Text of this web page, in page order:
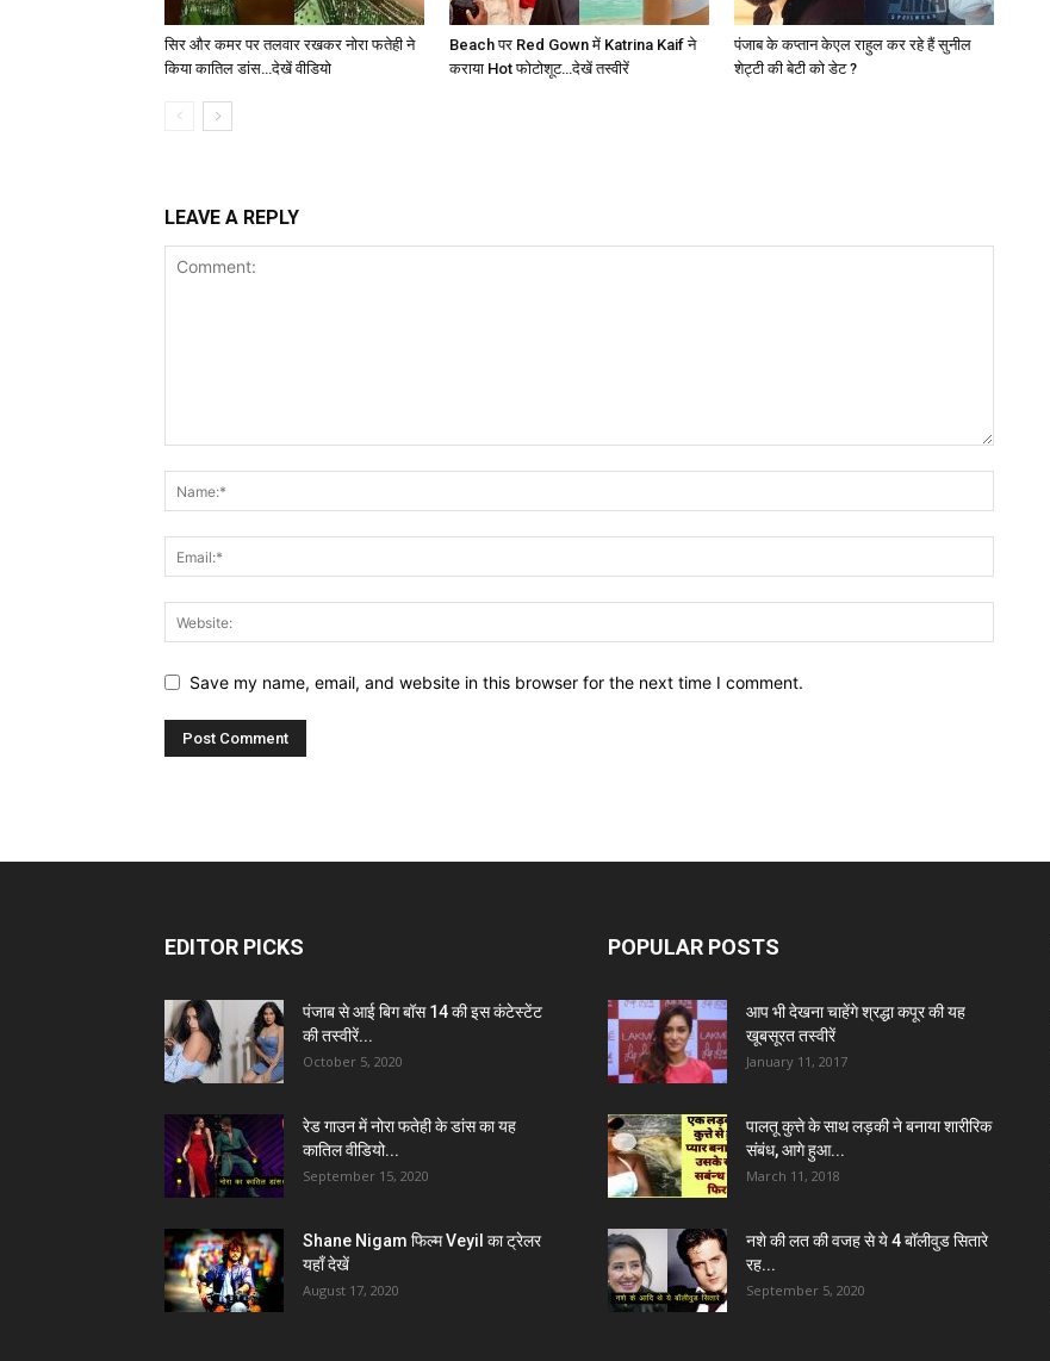
सिर और कमर पर तलवार रखकर नोरा फतेही ने
किया कातिल डांस…देखें वीडियो
Beach पर Red Gown में Katrina Kaif ने
कराया Hot फोटोशूट…देखें तस्वीरें
पंजाब के कप्तान केएल राहुल कर रहे हैं सुनील
शेट्टी की बेटी को डेट ?
LEAVE A REPLY
Save my name, email, and website in this browser for the next time I comment.
EDITOR PICKS
पंजाब से आई बिग बॉस 14 की इस कंटेस्टेंट
की तस्वीरें...
October 5, 2020
रेड गाउन में नोरा फतेही के डांस का यह
कातिल वीडियो...
September 15, 2020
Shane Nigam फिल्म Veyil का ट्रेलर
यहाँ देखें
August 17, 2020
POPULAR POSTS
आप भी देखना चाहेंगे श्रद्धा कपूर की यह
खूबसूरत तस्वीरें
January 11, 2017
पालतू कुत्ते के साथ लड़की ने बनाया शारीरिक
संबंध, आगे हुआ...
March 11, 2018
नशे की लत की वजह से ये 4 बॉलीवुड सितारे
रह...
September 5, 2020